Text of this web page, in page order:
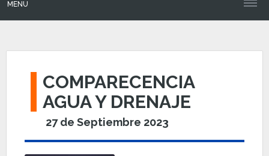
MENU
COMPARECENCIA
AGUA Y DRENAJE
27 de Septiembre 2023